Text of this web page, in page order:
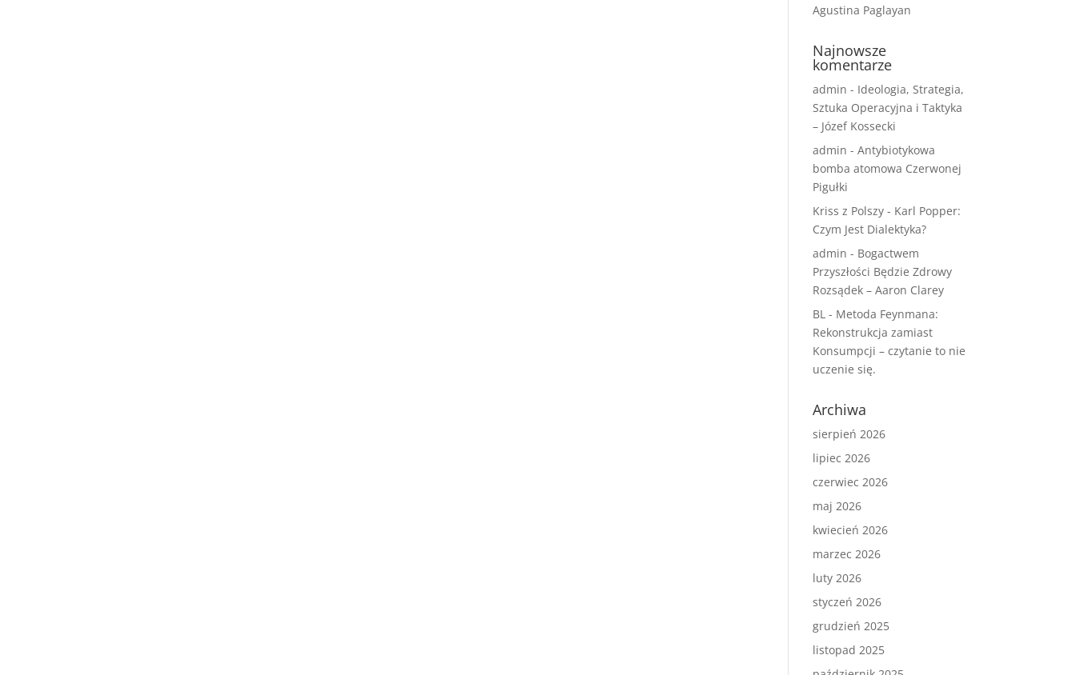
Agustina Paglayan
Najnowsze
komentarze
admin - Ideologia, Strategia,
Sztuka Operacyjna i Taktyka
– Józef Kossecki
admin -Antybiotykowa
bomba atomowa Czerwonej
Pigułki
Kriss z Polszy - Karl Popper:
Czym Jest Dialektyka?
admin - Bogactwem
Przyszłości Będzie Zdrowy
Rozsądek – Aaron Clarey
BL - Metoda Feynmana:
Rekonstrukcja zamiast
Konsumpcji – czytanie to nie
uczenie się.
Archiwa
sierpień 2026
lipiec 2026
czerwiec 2026
maj 2026
kwiecień 2026
marzec 2026
luty 2026
styczeń 2026
grudzień 2025
listopad 2025